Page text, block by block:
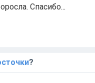
Спасибо...
?